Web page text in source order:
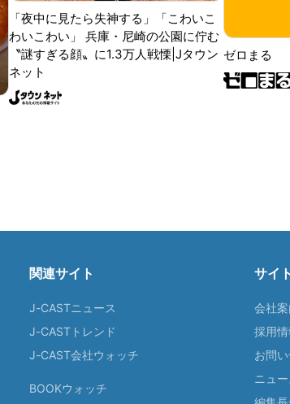
「夜中に見たら失神する」「こわいこ
わいこわい」 兵庫・尼崎の公園に佇む
〝謎すぎる顔〟に1.3万人戦慄|Jタウン
ネット
ゼロまる
関連サイト
J-CASTニュース
J-CASTトレンド
J-CAST会社ウォッチ
BOOKウォッチ
サイ
会社案
採用情
お問
ニュ